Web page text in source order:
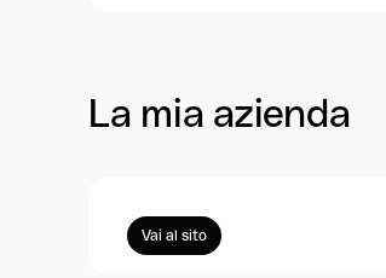
La mia azienda
Vai al sito